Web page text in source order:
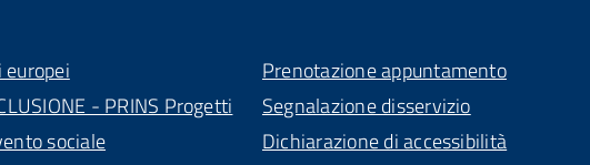
- PRINS Progetti
sociale
Prenotazione appuntamento
Segnalazione disservizio
Dichiarazione di accessibilità